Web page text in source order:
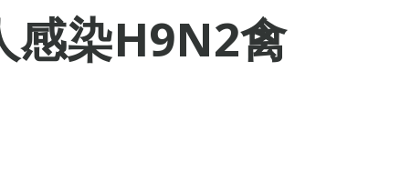
感染H9N2禽